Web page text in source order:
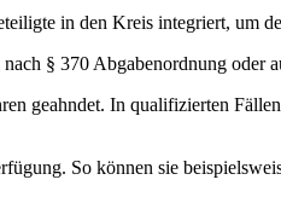
in den Kreis integriert, um
§ 370 Abgabenordnung oder
geahndet. In qualifizierten
So können sie